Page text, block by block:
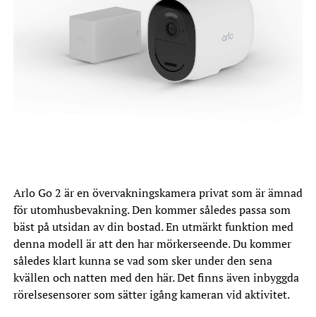
Arlo Go 2 är en övervakningskamera privat som är ämnad
för utomhusbevakning. Den kommer således passa som
bäst på utsidan av din bostad. En utmärkt funktion med
denna modell är att den har mörkerseende. Du kommer
således klart kunna se vad som sker under den sena
kvällen och natten med den här. Det finns även inbyggda
rörelsesensorer som sätter igång kameran vid aktivitet.